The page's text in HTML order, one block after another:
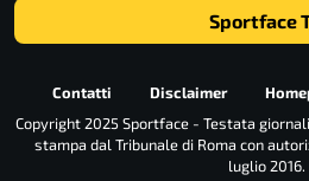
Sportface
Contatti Disclaimer
Copyright 2025 Sportface - Testata
stampa dal Tribunale di Roma con
luglio 2016.